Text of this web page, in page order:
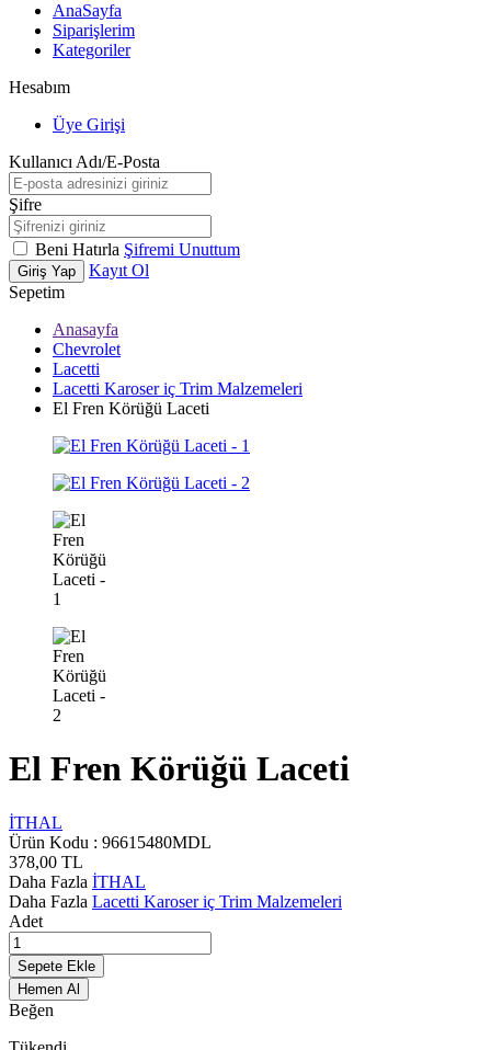
AnaSayfa
Siparişlerim
Kategoriler
Hesabım
Üye Girişi
Kullanıcı Adı/E-Posta
Şifre
Beni Hatırla Şifremi Unuttum
Giriş Yap
Kayıt Ol
Sepetim
Anasayfa
Chevrolet
Lacetti
Lacetti Karoser iç Trim Malzemeleri
El Fren Körüğü Laceti
El Fren Körüğü Laceti
İTHAL
Ürün Kodu : 96615480MDL
378,00 TL
Daha Fazla İTHAL
Daha Fazla Lacetti Karoser iç Trim Malzemeleri
Adet
Sepete Ekle
Hemen Al
Beğen